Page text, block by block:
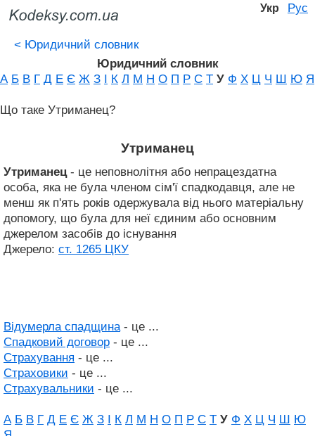
Укр Рус
< Юридичний словник
Юридичний словник
А Б В Г Д Е Є Ж З І К Л М Н О П Р С Т У Ф Х Ц Ч Ш Ю Я
Що таке Утриманец?
Утриманец
Утриманец- це неповнолітня або непрацездатна
особа, яка не була членом сім'ї спадкодавця, але не
менш як п'ять років одержувала від нього матеріальну
допомогу, що була для неї єдиним або основним
джерелом засобів до існування
Джерело: ст. 1265 ЦКУ
Відумерла спадщина- це ...
Спадковий договор - це ...
Страхування - це ...
Страховики - це ...
Страхувальники - це ...
А Б В Г Д Е Є Ж З І К Л М Н О П Р С Т У Ф Х Ц Ч Ш Ю